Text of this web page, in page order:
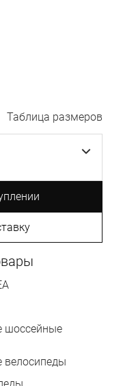
Таблица размеров
шоссейные
велосипеды